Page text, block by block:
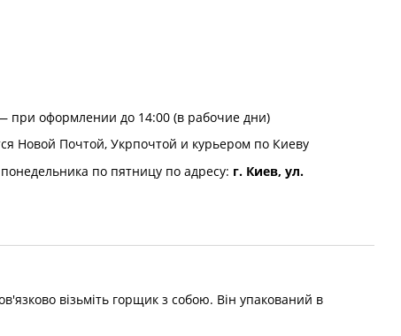
при оформлении до 14:00 (в рабочие дни)
Новой Почтой, Укрпочтой и курьером по Киеву
по пятницу по адресу: г. Киев, ул.
візьміть горщик з собою. Він упакований в